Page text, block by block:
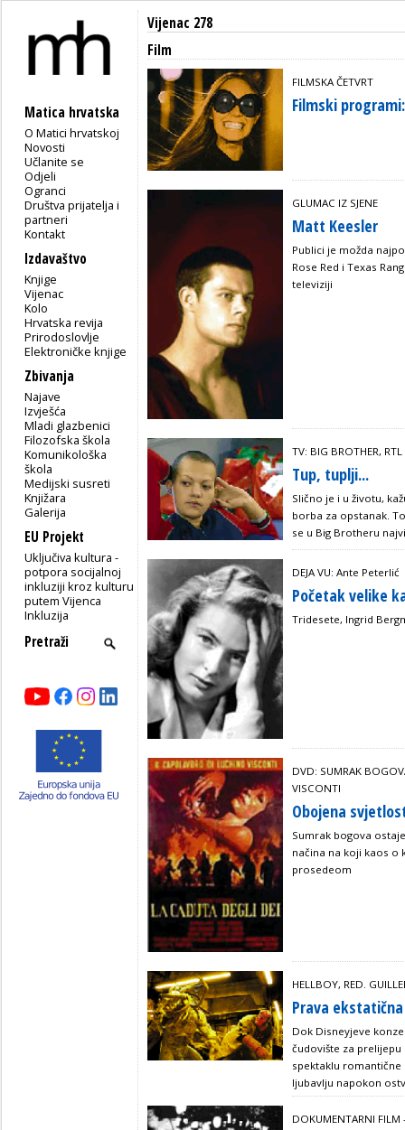
Matica hrvatska
O Matici hrvatskoj
Novosti
Učlanite se
Odjeli
Ogranci
Društva prijatelja i
partneri
Kontakt
Izdavaštvo
Knjige
Vijenac
Kolo
Hrvatska revija
Prirodoslovlje
Elektroničke knjige
Zbivanja
Najave
Izvješća
Mladi glazbenici
Filozofska škola
Komunikološka
škola
Medijski susreti
Knjižara
Galerija
EU Projekt
Uključiva kultura -
potpora socijalnoj
inkluziji kroz kulturu
putem Vijenca
Inkluzija
Vijenac 278
Film
FILMSKA ČETVRT
Filmski
GLUMAC IZ SJENE
Matt Keesler
Publici je možda
Rose Red i Texas
televiziji
TV: BIG BROTHER, RTL
Tup, tuplji...
Slično je i u životu,
borba za opstanak.
se u Big Brotheru
DEJA VU: Ante Peterlić
Početak velike
Tridesete, Ingrid
DVD: SUMRAK
VISCONTI
Obojena
Sumrak bogova
načina na koji kaos o
prosedeom
HELLBOY, RED.
Prava
Dok Disneyjeve
čudovište za
spektaklu romantične
ljubavlju napokon
DOKUMENTARNI FILM